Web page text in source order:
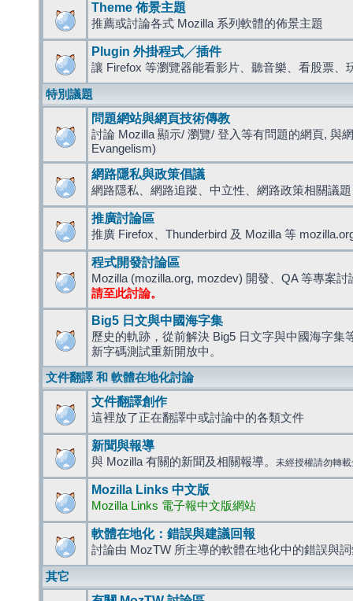
Theme 佈景主題
推薦或討論各式 Mozilla 系列軟體的佈景主題
Plugin 外掛程式╱插件
讓 Firefox 等瀏覽器能看影片、聽音樂、看股票、
特別議題
問題網站與網頁技術傳教
討論 Mozilla 顯示/ 瀏覽/ 登入等有問題的網頁, 與
Evangelism)
網路隱私與政策倡議
網路隱私、網路追蹤、中立性、網路政策相關議題
推廣討論區
推廣 Firefox、Thunderbird 及 Mozilla 等
程式開發討論區
Mozilla (mozilla.org, mozdev) 開發、QA 等專案討
請至此討論。
Big5 日文與中國海字集
歷史的軌跡，從前解決 Big5 日文字與中國海字集
新字碼測試重新開放中。
文件翻譯 和 軟體在地化討論
文件翻譯創作
這裡放了正在翻譯中或討論中的各類文件
新聞與報導
與 Mozilla 有關的新聞及相關報導。 未經授權請勿轉
Mozilla Links 中文版
Mozilla Links 電子報中文版網站
軟體在地化：錯誤與建議回報
討論由 MozTW 所主導的軟體在地化中的錯誤與
其它